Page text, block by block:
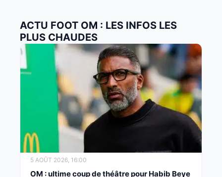
ACTU FOOT OM : LES INFOS LES
PLUS CHAUDES
5 AOÛT 2026, 16:00
OM : ultime coup de théâtre pour Habib Beye